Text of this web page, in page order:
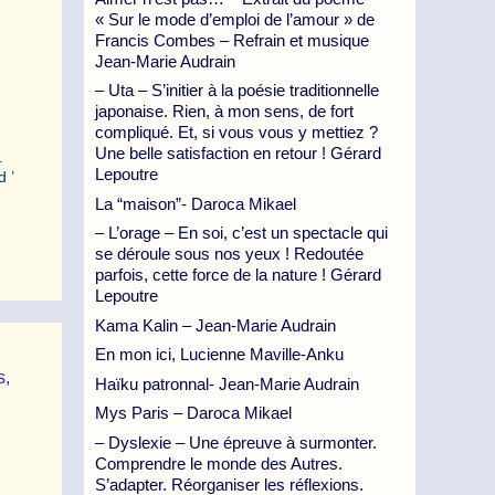
’
« Sur le mode d’emploi de l’amour » de
Francis Combes – Refrain et musique
Jean-Marie Audrain
– Uta – S’initier à la poésie traditionnelle
japonaise. Rien, à mon sens, de fort
compliqué. Et, si vous vous y mettiez ?
Une belle satisfaction en retour ! Gérard
Lepoutre
La “maison”- Daroca Mikael
– L’orage – En soi, c’est un spectacle qui
se déroule sous nos yeux ! Redoutée
parfois, cette force de la nature ! Gérard
Lepoutre
Kama Kalin – Jean-Marie Audrain
En mon ici, Lucienne Maville-Anku
Haïku patronnal- Jean-Marie Audrain
Mys Paris – Daroca Mikael
– Dyslexie – Une épreuve à surmonter.
Comprendre le monde des Autres.
S’adapter. Réorganiser les réflexions.